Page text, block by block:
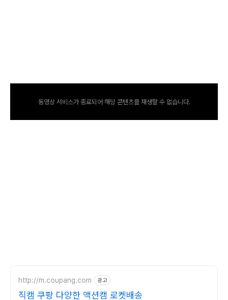
동영상 서비스가 종료되어 해당 콘텐츠를 재생할 수 없습니다.
http://m.coupang.com 광고
직캠 쿠팡 다양한 액션캠 로켓배송